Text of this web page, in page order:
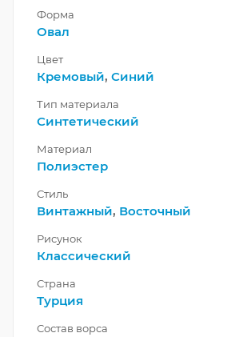
Форма
Овал
Цвет
Кремовый, Синий
Тип материала
Синтетический
Материал
Полиэстер
Стиль
Винтажный, Восточный
Рисунок
Классический
Страна
Турция
Состав ворса